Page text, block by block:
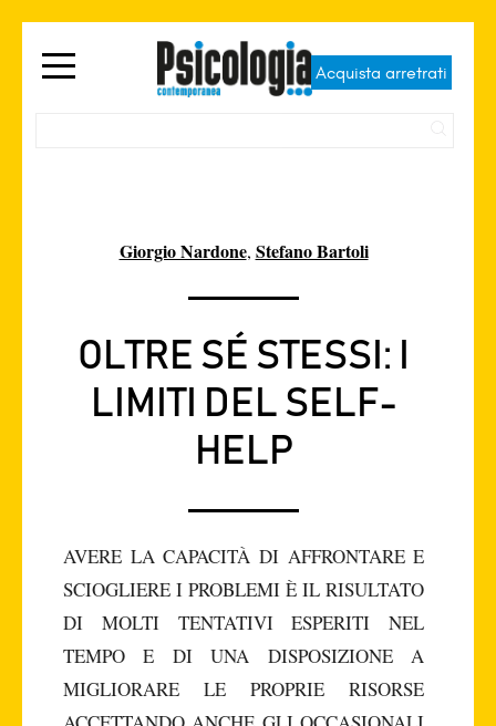
Acquista arretrati
Giorgio Nardone, Stefano Bartoli
OLTRE SÉ STESSI: I
LIMITI DEL SELF-
HELP
AVERE LA CAPACITÀ DI AFFRONTARE E
SCIOGLIERE I PROBLEMI È IL RISULTATO
DI MOLTI TENTATIVI ESPERITI NEL
TEMPO E DI UNA DISPOSIZIONE A
MIGLIORARE LE PROPRIE RISORSE